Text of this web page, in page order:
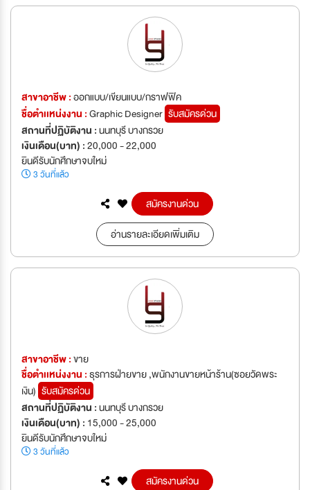
สาขาอาชีพ :ออกแบบ/เขียนแบบ/กราฟฟิค
ชื่อตำเเหน่งงาน :Graphic Designer รับสมัครด่วน
สถานที่ปฏิบัติงาน :นนทบุรี บางกรวย
เงินเดือน(บาท) :20,000 - 22,000
ยินดีรับนักศึกษาจบใหม่
3 วันที่แล้ว
สมัครงานด่วน
อ่านรายละเอียดเพิ่มเติม
สาขาอาชีพ :ขาย
ชื่อตำเเหน่งงาน :ธุรการฝ่ายขาย ,พนักงานขายหน้าร้าน(ซอยวัดพระ
เงิน) รับสมัครด่วน
สถานที่ปฏิบัติงาน :นนทบุรี บางกรวย
เงินเดือน(บาท) : 15,000 - 25,000
ยินดีรับนักศึกษาจบใหม่
3 วันที่แล้ว
สมัครงานด่วน